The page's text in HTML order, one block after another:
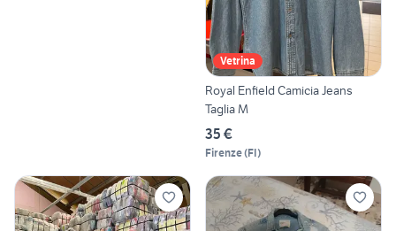
Vetrina
Royal Enfield Camicia Jeans
Taglia M
35 €
Firenze(FI)